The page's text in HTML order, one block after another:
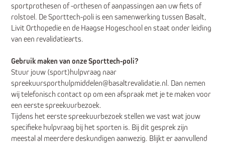
sportprothesen of -orthesen of aanpassingen aan uw fiets of
rolstoel. De Sporttech-poli is een samenwerking tussen Basalt,
Livit Orthopedie en de Haagse Hogeschool en staat onder leiding
van een revalidatiearts.
Gebruik maken van onze Sporttech-poli?
Stuur jouw (sport)hulpvraag naar
spreekuursporthulpmiddelen@basaltrevalidatie.nl. Dan nemen
wij telefonisch contact op om een afspraak met je te maken voor
een eerste spreekuurbezoek.
Tijdens het eerste spreekuurbezoek stellen we vast wat jouw
specifieke hulpvraag bij het sporten is. Bij dit gesprek zijn
meestal al meerdere deskundigen aanwezig. Blijkt er aanvullend